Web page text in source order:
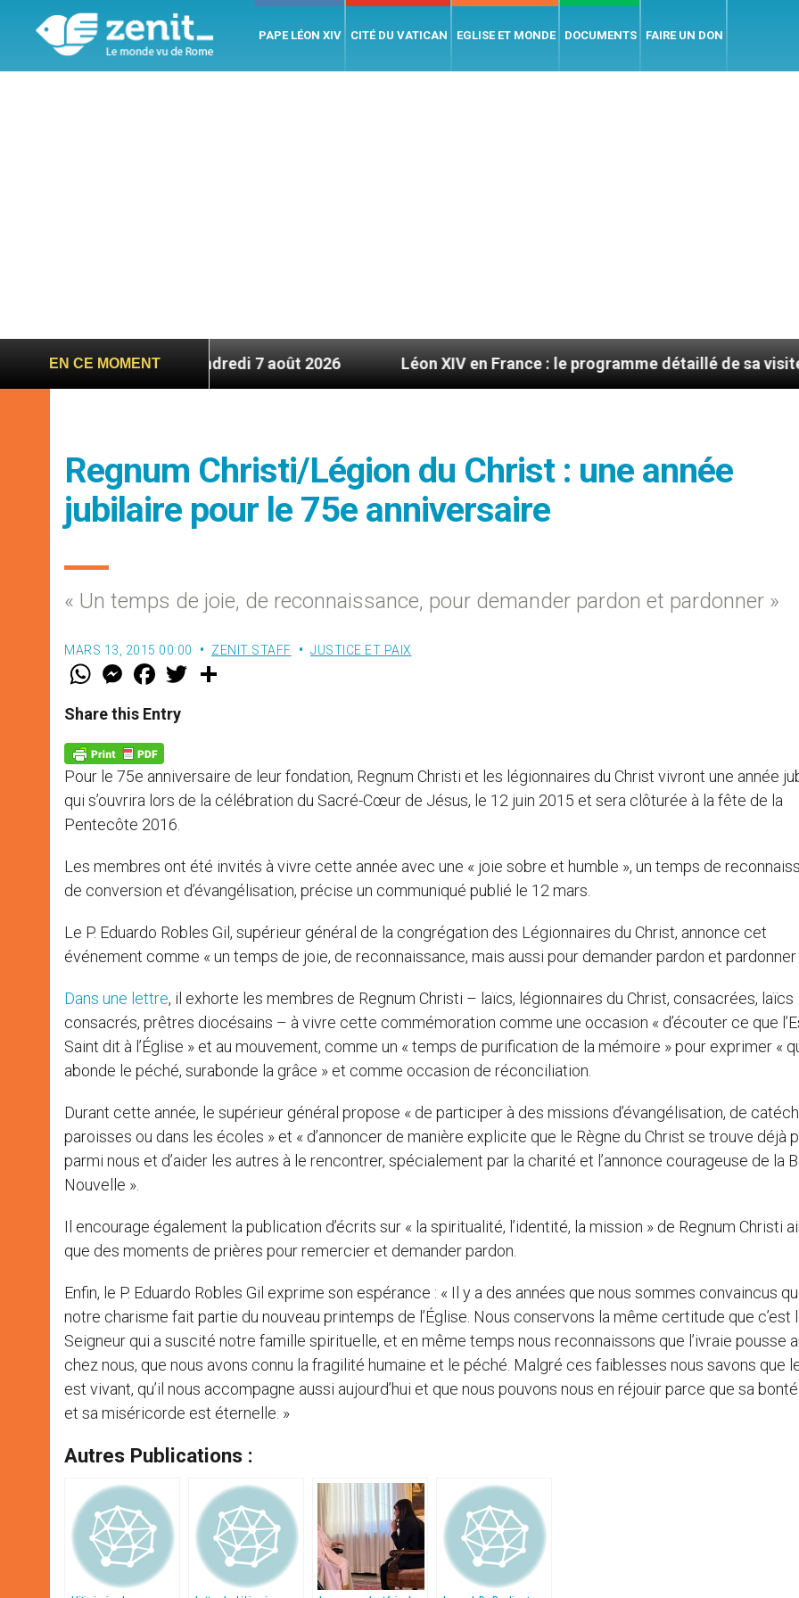
PAPE LÉON XIV CITÉ DU VATICAN EGLISE ET MONDE DOCUMENTS FAIRE UN DON
EN CE MOMENT
– 7 titres, vendredi 7 août 2026 Léon XIV en France : le programme détaillé de sa visite en
Regnum Christi/Légion du Christ : une année
jubilaire pour le 75e anniversaire
« Un temps de joie, de reconnaissance, pour demander pardon et pardonner »
MARS 13, 2015 00:00 ZENIT STAFF JUSTICE ET PAIX
W
t
s
p
p
M
e
s
e
g
e
r
F
a
e
b
k
w
Share this Entry
Pour le 75e anniversaire de leur fondation, Regnum Christi et les légionnaires du Christ vivront une année
qui s’ouvrira lors de la célébration du Sacré-Cœur de Jésus, le 12 juin 2015 et sera clôturée à la fête de la
Pentecôte 2016.
Les membres ont été invités à vivre cette année avec une « joie sobre et humble », un temps de
de conversion et d’évangélisation, précise un communiqué publié le 12 mars.
Le P. Eduardo Robles Gil, supérieur général de la congrégation des Légionnaires du Christ, annonce cet
événement comme « un temps de joie, de reconnaissance, mais aussi pour demander pardon et pardonner
Dans une lettre, il exhorte les membres de Regnum Christi – laïcs, légionnaires du Christ, consacrées, laïcs
consacrés, prêtres diocésains – à vivre cette commémoration comme une occasion « d’écouter ce que
Saint dit à l’Église » et au mouvement, comme un « temps de purification de la mémoire » pour exprimer «
abonde le péché, surabonde la grâce » et comme occasion de réconciliation.
Durant cette année, le supérieur général propose « de participer à des missions d’évangélisation, de
paroisses ou dans les écoles » et « d’annoncer de manière explicite que le Règne du Christ se trouve déjà
parmi nous et d’aider les autres à le rencontrer, spécialement par la charité et l’annonce courageuse de la
Nouvelle ».
Il encourage également la publication d’écrits sur « la spiritualité, l’identité, la mission » de Regnum Christi
que des moments de prières pour remercier et demander pardon.
Enfin, le P. Eduardo Robles Gil exprime son espérance : « Il y a des années que nous sommes convaincus
notre charisme fait partie du nouveau printemps de l’Église. Nous conservons la même certitude que c’est
Seigneur qui a suscité notre famille spirituelle, et en même temps nous reconnaissons que l’ivraie pousse
chez nous, que nous avons connu la fragilité humaine et le péché. Malgré ces faiblesses nous savons que
est vivant, qu’il nous accompagne aussi aujourd’hui et que nous pouvons nous en réjouir parce que sa
et sa miséricorde est éternelle. »
Autres Publications :